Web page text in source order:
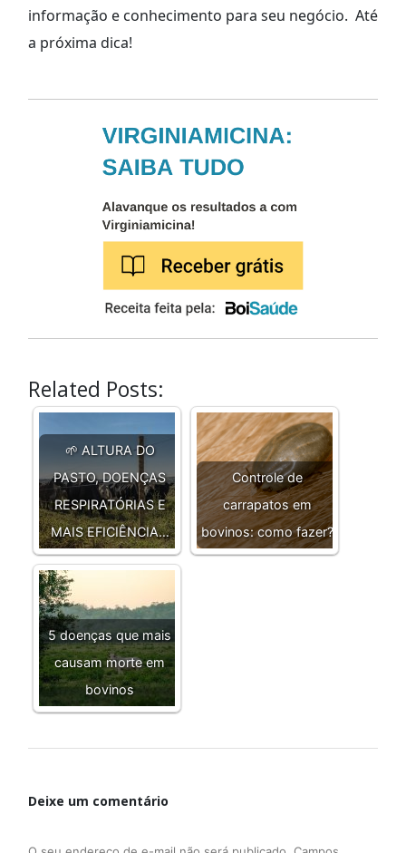
informação e conhecimento para seu negócio. Até
a próxima dica!
Related Posts:
🌱 ALTURA DO
PASTO, DOENÇAS
RESPIRATÓRIAS E
MAIS EFICIÊNCIA…
Controle de
carrapatos em
bovinos: como fazer?
5 doenças que mais
causam morte em
bovinos
Deixe um comentário